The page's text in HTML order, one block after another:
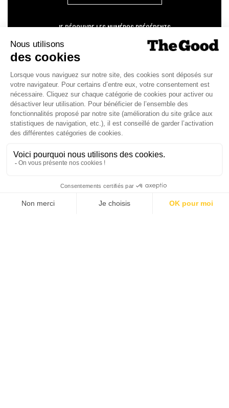
JE DÉCOUVRE LES NUMÉROS PRÉCÉDENTS
Je suis déjà abonné(e) :
version digitale
SUIVEZ-NOUS